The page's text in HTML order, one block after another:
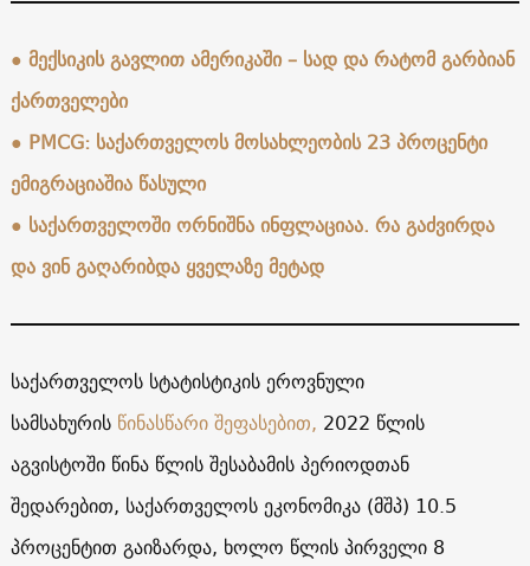
● მექსიკის გავლით ამერიკაში – სად და რატომ გარბიან
ქართველები
● PMCG: საქართველოს მოსახლეობის 23 პროცენტი
ემიგრაციაშია წასული
● საქართველოში ორნიშნა ინფლაციაა. რა გაძვირდა
და ვინ გაღარიბდა ყველაზე მეტად
საქართველოს სტატისტიკის ეროვნული
სამსახურის წინასწარი შეფასებით, 2022 წლის
აგვისტოში წინა წლის შესაბამის პერიოდთან
შედარებით, საქართველოს ეკონომიკა (მშპ) 10.5
პროცენტით გაიზარდა, ხოლო წლის პირველი 8